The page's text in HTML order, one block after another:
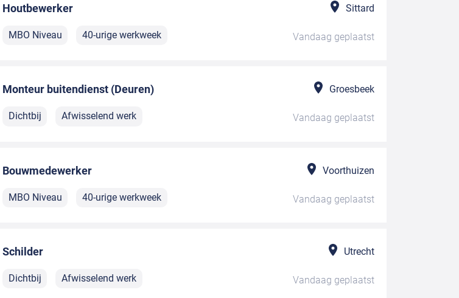
Houtbewerker Sittard
MBO Niveau 40-urige werkweek Vandaag geplaatst
Monteur buitendienst (Deuren) Groesbeek
Dichtbij Afwisselend werk Vandaag geplaatst
Bouwmedewerker Voorthuizen
MBO Niveau 40-urige werkweek Vandaag geplaatst
Schilder Utrecht
Dichtbij Afwisselend werk Vandaag geplaatst